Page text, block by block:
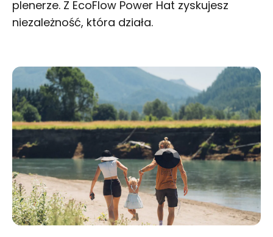
plenerze. Z EcoFlow Power Hat zyskujesz
niezależność, która działa.